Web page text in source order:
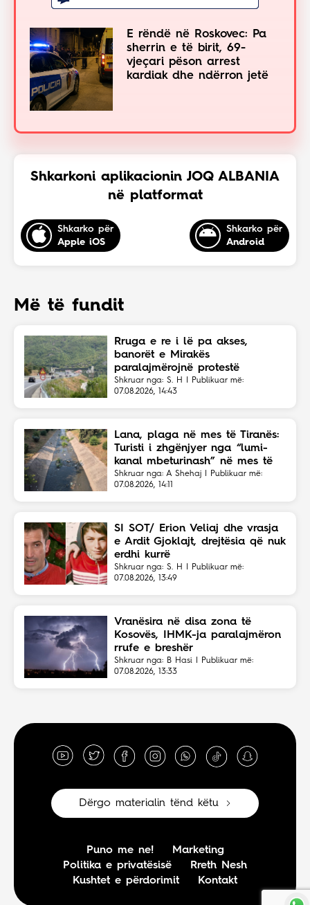
E rëndë në Roskovec: Pa
sherrin e të birit, 69-
vjeçari pëson arrest
kardiak dhe ndërron jetë
Shkarkoni aplikacionin JOQ ALBANIA
në platformat
Shkarko për
Apple iOS
Shkarko për
Android
Më të fundit
Rruga e re i lë pa akses,
banorët e Mirakës
paralajmërojnë protestë
Shkruar nga: S. H | Publikuar më:
07.08.2026, 14:43
Lana, plaga në mes të Tiranës:
Turisti i zhgënjyer nga “lumi-
kanal mbeturinash” në mes të
kryeqytetit
Shkruar nga: A Shehaj | Publikuar më:
07.08.2026, 14:11
SI SOT/ Erion Veliaj dhe vrasja
e Ardit Gjoklajt, drejtësia që nuk
erdhi kurrë
Shkruar nga: S. H | Publikuar më:
07.08.2026, 13:49
Vranësira në disa zona të
Kosovës, IHMK-ja paralajmëron
rrufe e breshër
Shkruar nga: B Hasi | Publikuar më:
07.08.2026, 13:33
Dërgo materialin tënd këtu
Puno me ne!
Marketing
Politika e privatësisë
Rreth Nesh
Kushtet e përdorimit
Kontakt